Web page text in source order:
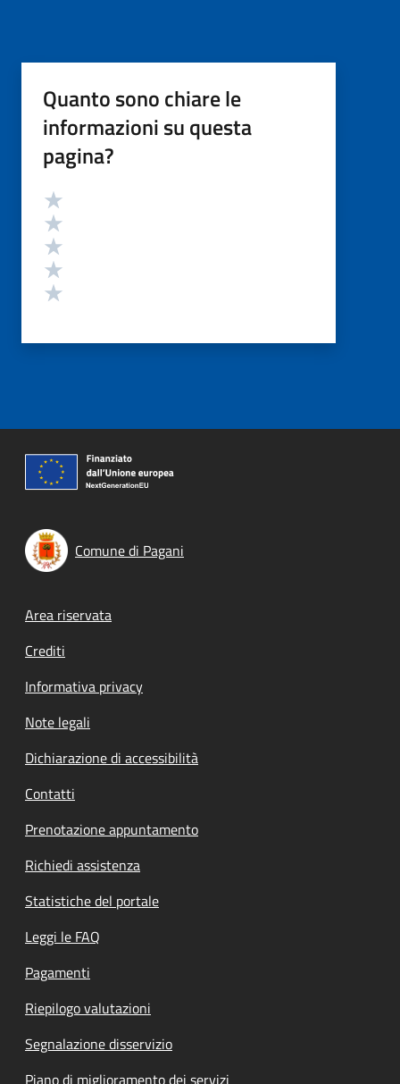
Quanto sono chiare le
informazioni su questa
pagina?
Valutazione
Comune di Pagani
Footer menu
Area riservata
Crediti
Informativa privacy
Note legali
Dichiarazione di accessibilità
Contatti
Prenotazione appuntamento
Richiedi assistenza
Statistiche del portale
Leggi le FAQ
Pagamenti
Riepilogo valutazioni
Segnalazione disservizio
Piano di miglioramento dei servizi